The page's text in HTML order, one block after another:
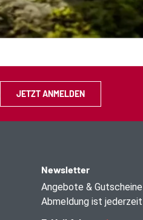
JETZT ANMELDEN
Newsletter
Angebote &
Abmeldung ist